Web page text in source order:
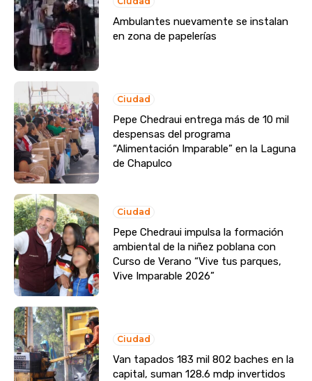
Ambulantes nuevamente se instalan
en zona de papelerías
Ciudad
Pepe Chedraui entrega más de 10 mil
despensas del programa
“Alimentación Imparable” en la Laguna
de Chapulco
Ciudad
Pepe Chedraui impulsa la formación
ambiental de la niñez poblana con
Curso de Verano “Vive tus parques,
Vive Imparable 2026”
Ciudad
Van tapados 183 mil 802 baches en la
capital, suman 128.6 mdp invertidos